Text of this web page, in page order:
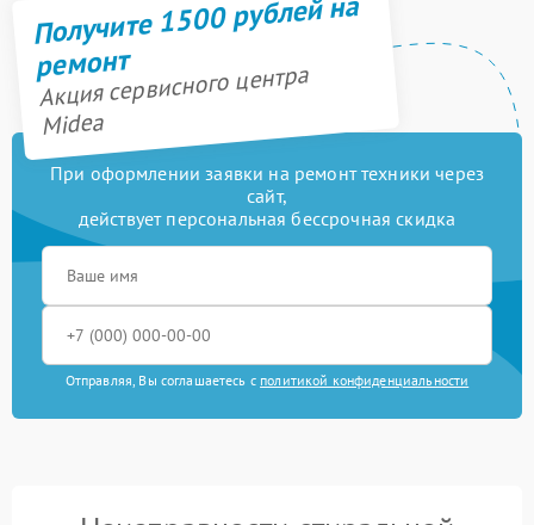
Получите 1500 рублей на
ремонт
Акция сервисного центра
Midea
При оформлении заявки на ремонт техники через
сайт,
действует персональная бессрочная скидка
Отправляя, Вы соглашаетесь с политикой конфиденциальности